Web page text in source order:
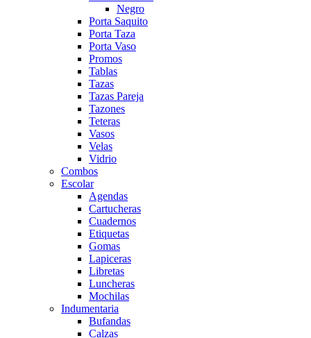
Negro
Porta Saquito
Porta Taza
Porta Vaso
Promos
Tablas
Tazas
Tazas Pareja
Tazones
Teteras
Vasos
Velas
Vidrio
Combos
Escolar
Agendas
Cartucheras
Cuadernos
Etiquetas
Gomas
Lapiceras
Libretas
Luncheras
Mochilas
Indumentaria
Bufandas
Calzas